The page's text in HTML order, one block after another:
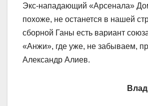
Экс-нападающий «Арсенала»
похоже, не останется в нашей
сборной Ганы есть вариант
«Анжи», где уже, не забываем,
Александр Алиев.